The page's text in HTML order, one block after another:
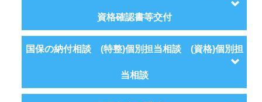
資格確認書等交付
国保の納付相談 (特整)個別担当相談 (資格)個別担
当相談